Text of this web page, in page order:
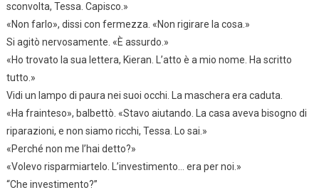
sconvolta, Tessa. Capisco.»
«Non farlo», dissi con fermezza. «Non rigirare la cosa.»
Si agitò nervosamente. «È assurdo.»
«Ho trovato la sua lettera, Kieran. L’atto è a mio nome. Ha scritto
tutto.»
Vidi un lampo di paura nei suoi occhi. La maschera era caduta.
«Ha frainteso», balbettò. «Stavo aiutando. La casa aveva bisogno di
riparazioni, e non siamo ricchi, Tessa. Lo sai.»
«Perché non me l’hai detto?»
«Volevo risparmiartelo. L’investimento… era per noi.»
“Che investimento?”